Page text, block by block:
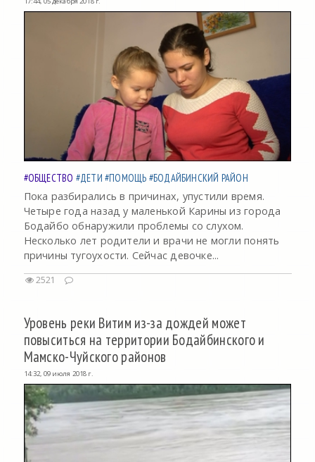
#ОБЩЕСТВО #ДЕТИ #ПОМОЩЬ #БОДАЙБИНСКИЙ РАЙОН
Пока разбирались в причинах, упустили время.
Четыре года назад у маленькой Карины из города
Бодайбо обнаружили проблемы со слухом.
Несколько лет родители и врачи не могли понять
причины тугоухости. Сейчас девочке...
2521
Уровень реки Витим из-за дождей может
повыситься на территории Бодайбинского и
Мамско-Чуйского районов
14:32, 09 июля 2018 г.